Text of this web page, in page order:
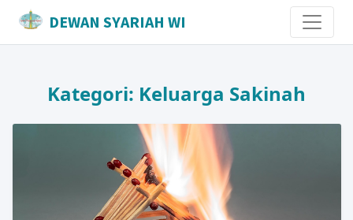
DEWAN SYARIAH WI
Kategori: Keluarga Sakinah